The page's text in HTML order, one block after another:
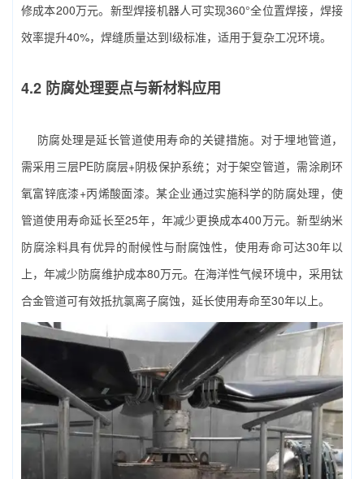
修成本200万元。新型焊接机器人可实现360°全位置焊接，焊接
效率提升40%，焊缝质量达到I级标准，适用于复杂工况环境。
4.2 防腐处理要点与新材料应用
防腐处理是延长管道使用寿命的关键措施。对于埋地管道，
需采用三层PE防腐层+阴极保护系统；对于架空管道，需涂刷环
氧富锌底漆+丙烯酸面漆。某企业通过实施科学的防腐处理，使
管道使用寿命延长至25年，年减少更换成本400万元。新型纳米
防腐涂料具有优异的耐候性与耐腐蚀性，使用寿命可达30年以
上，年减少防腐维护成本80万元。在海洋性气候环境中，采用钛
合金管道可有效抵抗氯离子腐蚀，延长使用寿命至30年以上。